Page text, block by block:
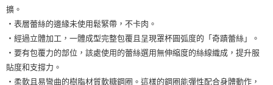
擴。
・表層蕾絲的邊緣未使用鬆緊帶，不卡肉。
・經過立體加工，一體成型完整包覆且呈現罩杯圓弧度的「奇蹟蕾絲」。
・要有包覆力的部位，該處使用的蕾絲選用無伸縮度的絲線織成，提升服
貼度和支撐力。
・柔軟且易彎曲的樹脂材質軟糖鋼圈。這樣的鋼圈能彈性配合身體動作，